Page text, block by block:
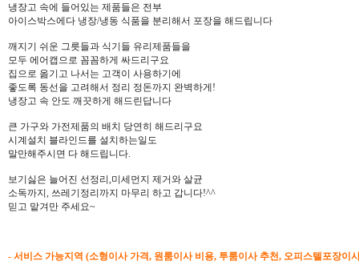
냉장고 속에 들어있는 제품들은 전부
아이스박스에다 냉장/냉동 식품을 분리해서 포장을 해드립니다
깨지기 쉬운 그릇들과 식기들 유리제품들을
모두 에어캡으로 꼼꼼하게 싸드리구요
집으로 옮기고 나서는 고객이 사용하기에
좋도록 동선을 고려해서 정리 정돈까지 완벽하게!
냉장고 속 안도 깨끗하게 해드린답니다
큰 가구와 가전제품의 배치 당연히 해드리구요
시계설치 블라인드를 설치하는일도
말만해주시면 다 해드립니다.
보기싫은 늘어진 선정리,미세먼지 제거와 살균
소독까지, 쓰레기정리까지 마무리 하고 갑니다!^^
믿고 맡겨만 주세요~
- 서비스 가능지역 (소형이사 가격, 원룸이사 비용, 투룸이사 추천, 오피스텔포장이